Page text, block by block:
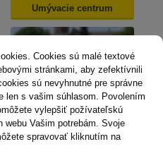
Cookies sú malé textové
stránkami, aby zefektívnili
sú nevyhnutné pre správne
len s vašim súhlasom. Povolením
vylepšiť požívateľskú
Vašim potrebám. Svoje
spravovať kliknutím na
Umývacie centrum
Mestská karta